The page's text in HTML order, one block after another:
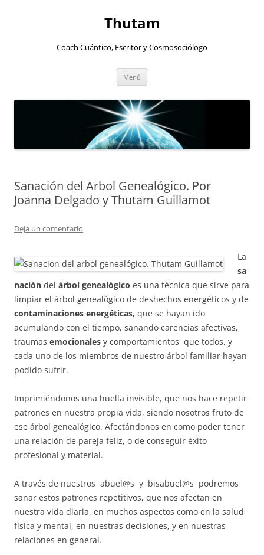
Thutam
Coach Cuántico, Escritor y Cosmosociólogo
Menú
Sanación del Arbol Genealógico. Por
Joanna Delgado y Thutam Guillamot
Deja un comentario
La
sa
nación del árbol genealógico es una técnica que sirve para
limpiar el árbol genealógico de deshechos energéticos y de
contaminaciones energéticas, que se hayan ido
acumulando con el tiempo, sanando carencias afectivas,
traumas emocionales y comportamientos que todos, y
cada uno de los miembros de nuestro árbol familiar hayan
podido sufrir.
Imprimiéndonos una huella invisible, que nos hace repetir
patrones en nuestra propia vida, siendo nosotros fruto de
ese árbol genealógico. Afectándonos en como poder tener
una relación de pareja feliz, o de conseguir éxito
profesional y material.
A través de nuestros abuel@s y bisabuel@s podremos
sanar estos patrones repetitivos, que nos afectan en
nuestra vida diaria, en muchos aspectos como en la salud
física y mental, en nuestras decisiones, y en nuestras
relaciones en general.